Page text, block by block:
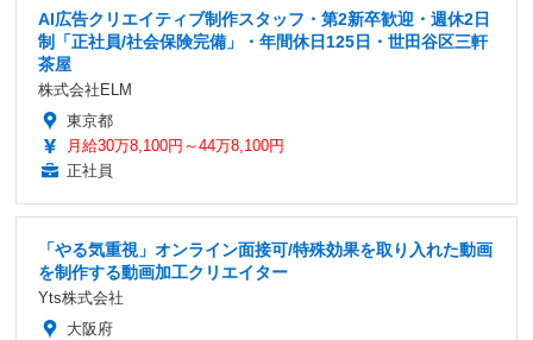
AI広告クリエイティブ制作スタッフ・第2新卒歓迎・週休2日
制「正社員/社会保険完備」・年間休日125日・世田谷区三軒
茶屋
株式会社ELM
東京都
月給30万8,100円～44万8,100円
正社員
「やる気重視」オンライン面接可/特殊効果を取り入れた動画
を制作する動画加工クリエイター
Yts株式会社
大阪府